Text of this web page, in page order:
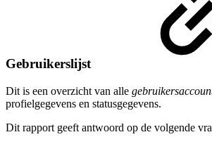
Gebruikerslijst
Dit is een overzicht van alle
profielgegevens en statusgegevens.
Dit rapport geeft antwoord op de volgende